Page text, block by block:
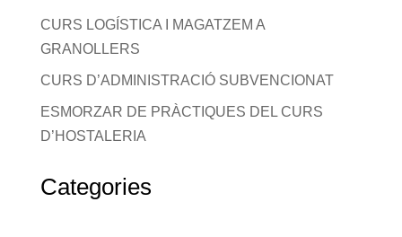
CURS LOGÍSTICA I MAGATZEM A
GRANOLLERS
CURS D’ADMINISTRACIÓ SUBVENCIONAT
ESMORZAR DE PRÀCTIQUES DEL CURS
D’HOSTALERIA
Categories